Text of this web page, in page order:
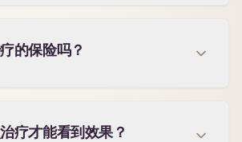
的保险吗？
疗才能看到效果？